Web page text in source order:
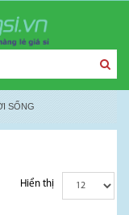
SỐNG
Hiển thị